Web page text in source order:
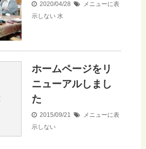
2020/04/28
メニューに表
示しない 水
ホームページをリ
ニューアルしまし
た
2015/09/21
メニューに表
示しない